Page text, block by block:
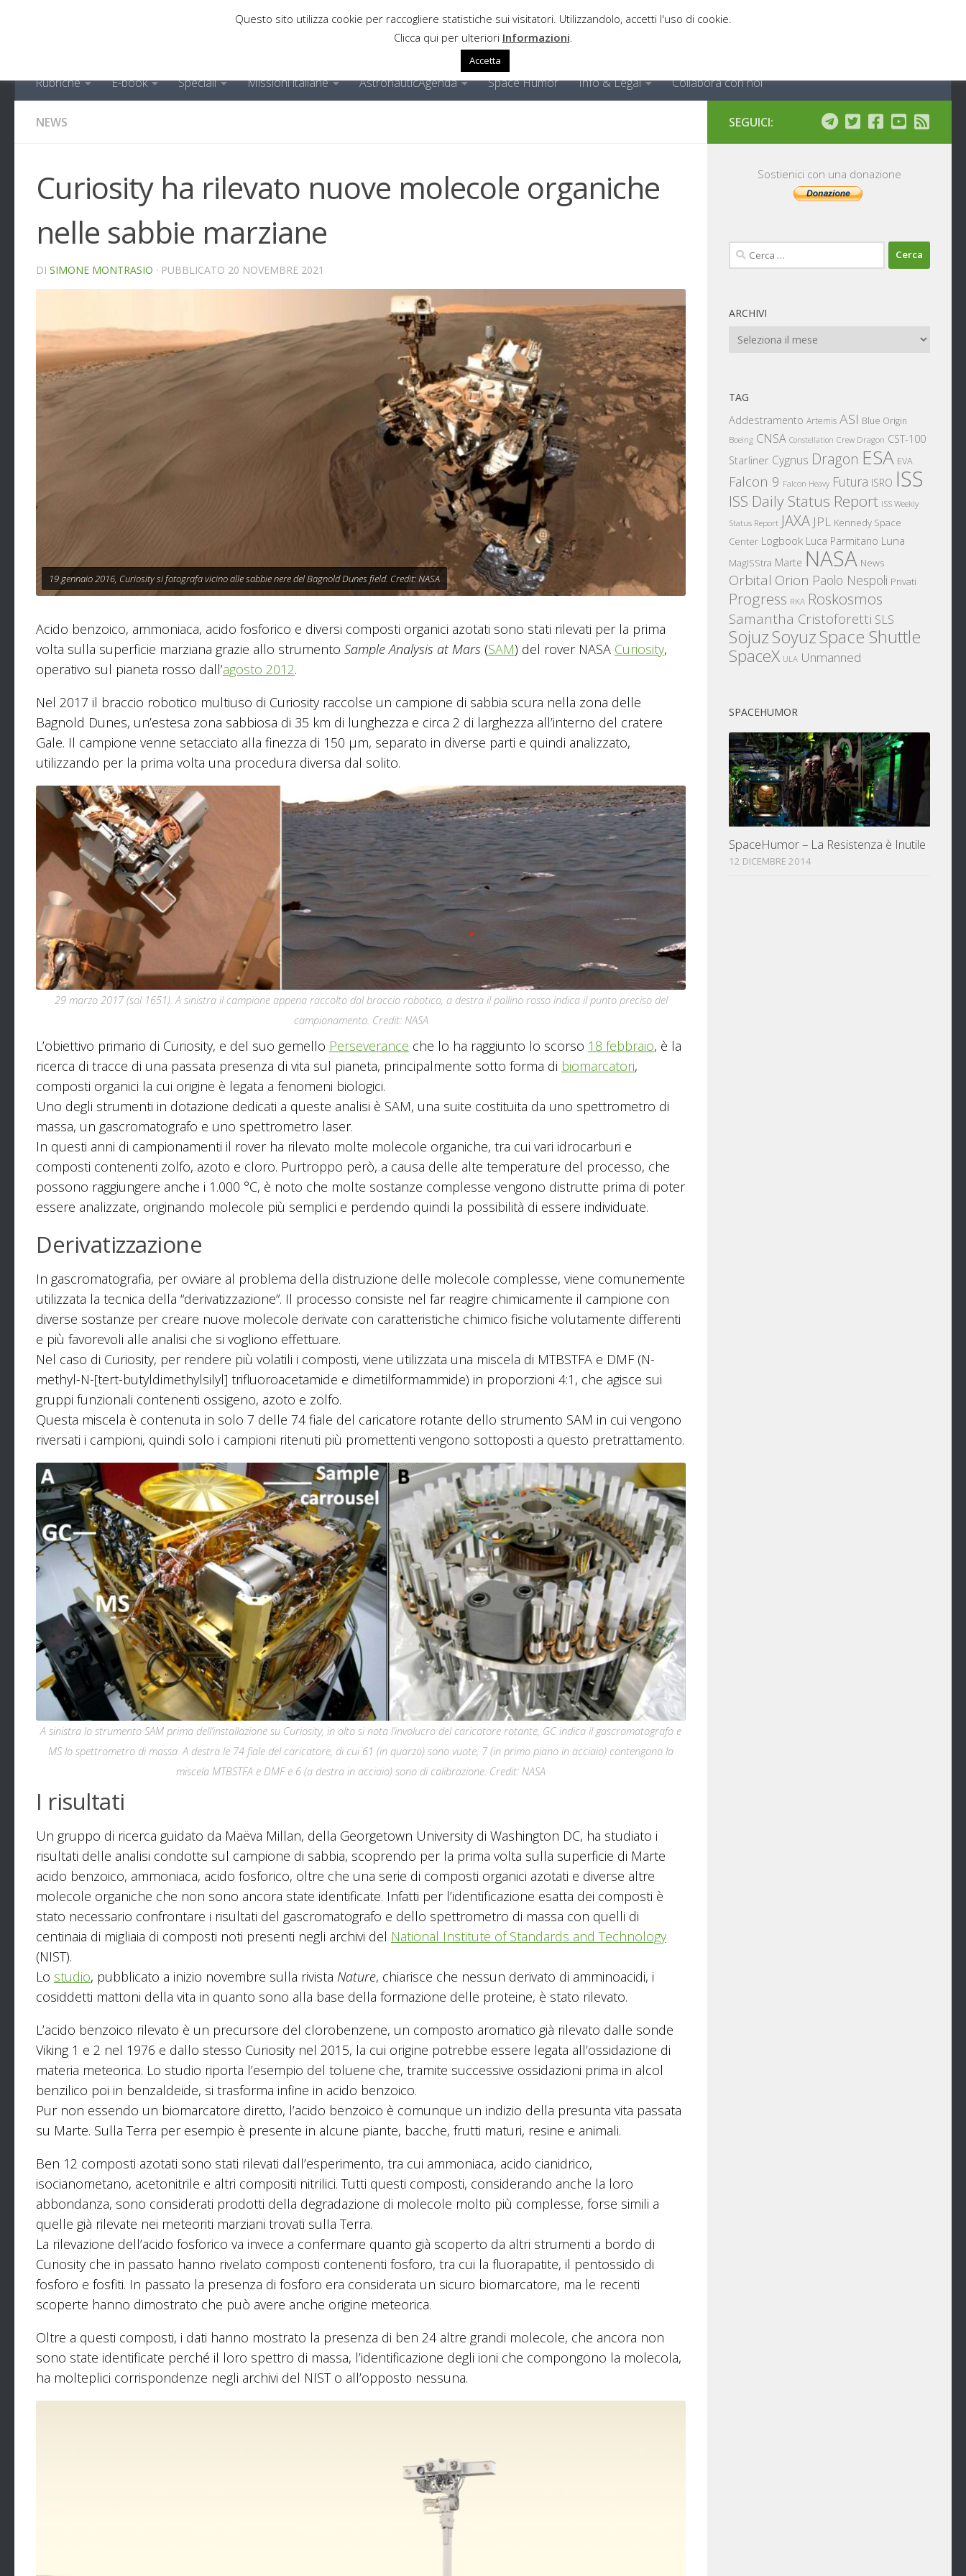
Rubriche E-book Speciali Missioni italiane AstronauticAgenda Space Humor Info & Legal Collabora con noi
NEWS
Curiosity ha rilevato nuove molecole organiche
nelle sabbie marziane
DI SIMONE MONTRASIO · PUBBLICATO 20 NOVEMBRE 2021
19 gennaio 2016, Curiosity si fotografa vicino alle sabbie nere del Bagnold Dunes field. Credit: NASA
Acido benzoico, ammoniaca, acido fosforico e diversi composti organici azotati sono stati rilevati per la prima
volta sulla superficie marziana grazie allo strumento Sample Analysis at Mars (SAM) del rover NASA Curiosity,
operativo sul pianeta rosso dall’agosto 2012.
Nel 2017 il braccio robotico multiuso di Curiosity raccolse un campione di sabbia scura nella zona delle
Bagnold Dunes, un’estesa zona sabbiosa di 35 km di lunghezza e circa 2 di larghezza all’interno del cratere
Gale. Il campione venne setacciato alla finezza di 150 μm, separato in diverse parti e quindi analizzato,
utilizzando per la prima volta una procedura diversa dal solito.
29 marzo 2017 (sol 1651). A sinistra il campione appena raccolto dal braccio robotico, a destra il pallino rosso indica il punto preciso del
campionamento. Credit: NASA
L’obiettivo primario di Curiosity, e del suo gemello Perseverance che lo ha raggiunto lo scorso 18 febbraio, è la
ricerca di tracce di una passata presenza di vita sul pianeta, principalmente sotto forma di biomarcatori,
composti organici la cui origine è legata a fenomeni biologici.
Uno degli strumenti in dotazione dedicati a queste analisi è SAM, una suite costituita da uno spettrometro di
massa, un gascromatografo e uno spettrometro laser.
In questi anni di campionamenti il rover ha rilevato molte molecole organiche, tra cui vari idrocarburi e
composti contenenti zolfo, azoto e cloro. Purtroppo però, a causa delle alte temperature del processo, che
possono raggiungere anche i 1.000 °C, è noto che molte sostanze complesse vengono distrutte prima di poter
essere analizzate, originando molecole più semplici e perdendo quindi la possibilità di essere individuate.
Derivatizzazione
In gascromatografia, per ovviare al problema della distruzione delle molecole complesse, viene comunemente
utilizzata la tecnica della “derivatizzazione”. Il processo consiste nel far reagire chimicamente il campione con
diverse sostanze per creare nuove molecole derivate con caratteristiche chimico fisiche volutamente differenti
e più favorevoli alle analisi che si vogliono effettuare.
Nel caso di Curiosity, per rendere più volatili i composti, viene utilizzata una miscela di MTBSTFA e DMF (N-
methyl-N-[tert-butyldimethylsilyl] trifluoroacetamide e dimetilformammide) in proporzioni 4:1, che agisce sui
gruppi funzionali contenenti ossigeno, azoto e zolfo.
Questa miscela è contenuta in solo 7 delle 74 fiale del caricatore rotante dello strumento SAM in cui vengono
riversati i campioni, quindi solo i campioni ritenuti più promettenti vengono sottoposti a questo pretrattamento.
A sinistra lo strumento SAM prima dell’installazione su Curiosity, in alto si nota l’involucro del caricatore rotante, GC indica il gascromatografo e
MS lo spettrometro di massa. A destra le 74 fiale del caricatore, di cui 61 (in quarzo) sono vuote, 7 (in primo piano in acciaio) contengono la
miscela MTBSTFA e DMF e 6 (a destra in acciaio) sono di calibrazione. Credit: NASA
I risultati
Un gruppo di ricerca guidato da Maëva Millan, della Georgetown University di Washington DC, ha studiato i
risultati delle analisi condotte sul campione di sabbia, scoprendo per la prima volta sulla superficie di Marte
acido benzoico, ammoniaca, acido fosforico, oltre che una serie di composti organici azotati e diverse altre
molecole organiche che non sono ancora state identificate. Infatti per l’identificazione esatta dei composti è
stato necessario confrontare i risultati del gascromatografo e dello spettrometro di massa con quelli di
centinaia di migliaia di composti noti presenti negli archivi del National Institute of Standards and Technology
(NIST).
Lo studio, pubblicato a inizio novembre sulla rivista Nature, chiarisce che nessun derivato di amminoacidi, i
cosiddetti mattoni della vita in quanto sono alla base della formazione delle proteine, è stato rilevato.
L’acido benzoico rilevato è un precursore del clorobenzene, un composto aromatico già rilevato dalle sonde
Viking 1 e 2 nel 1976 e dallo stesso Curiosity nel 2015, la cui origine potrebbe essere legata all’ossidazione di
materia meteorica. Lo studio riporta l’esempio del toluene che, tramite successive ossidazioni prima in alcol
benzilico poi in benzaldeide, si trasforma infine in acido benzoico.
Pur non essendo un biomarcatore diretto, l’acido benzoico è comunque un indizio della presunta vita passata
su Marte. Sulla Terra per esempio è presente in alcune piante, bacche, frutti maturi, resine e animali.
Ben 12 composti azotati sono stati rilevati dall’esperimento, tra cui ammoniaca, acido cianidrico,
isocianometano, acetonitrile e altri compositi nitrilici. Tutti questi composti, considerando anche la loro
abbondanza, sono considerati prodotti della degradazione di molecole molto più complesse, forse simili a
quelle già rilevate nei meteoriti marziani trovati sulla Terra.
La rilevazione dell’acido fosforico va invece a confermare quanto già scoperto da altri strumenti a bordo di
Curiosity che in passato hanno rivelato composti contenenti fosforo, tra cui la fluorapatite, il pentossido di
fosforo e fosfiti. In passato la presenza di fosforo era considerata un sicuro biomarcatore, ma le recenti
scoperte hanno dimostrato che può avere anche origine meteorica.
Oltre a questi composti, i dati hanno mostrato la presenza di ben 24 altre grandi molecole, che ancora non
sono state identificate perché il loro spettro di massa, l’identificazione degli ioni che compongono la molecola,
ha molteplici corrispondenze negli archivi del NIST o all’opposto nessuna.
SEGUICI:
Sostienici con una donazione
Ricerca
per:
ARCHIVI
Archivi
TAG
Addestramento Artemis ASI Blue Origin
Boeing CNSA Constellation Crew Dragon CST-100
Starliner Cygnus Dragon ESA EVA
Falcon 9 Falcon Heavy Futura ISRO ISS
ISS Daily Status Report ISS Weekly
Status Report JAXA JPL Kennedy Space
Center Logbook Luca Parmitano Luna
MagISStra Marte NASA News
Orbital Orion Paolo Nespoli Privati
Progress RKA Roskosmos
Samantha Cristoforetti SLS
SojuzSoyuzSpace Shuttle
SpaceX ULA Unmanned
SPACEHUMOR
SpaceHumor – La Resistenza è Inutile
12 DICEMBRE 2014
Questo sito utilizza cookie per raccogliere statistiche sui visitatori. Utilizzandolo, accetti l'uso di cookie.
Clicca qui per ulteriori Informazioni
Accetta